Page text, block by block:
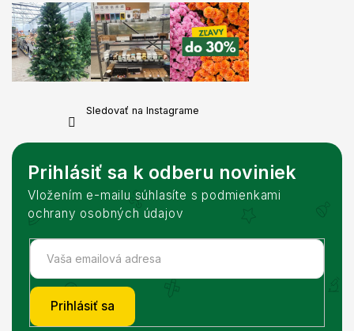
Sledovať na Instagrame
Prihlásiť sa k odberu noviniek
Vložením e-mailu súhlasíte s podmienkami
ochrany osobných údajov
Prihlásiť sa